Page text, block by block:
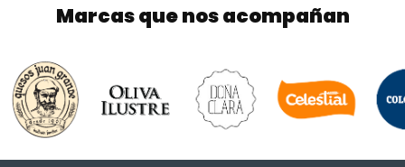
Marcas que nos acompañan